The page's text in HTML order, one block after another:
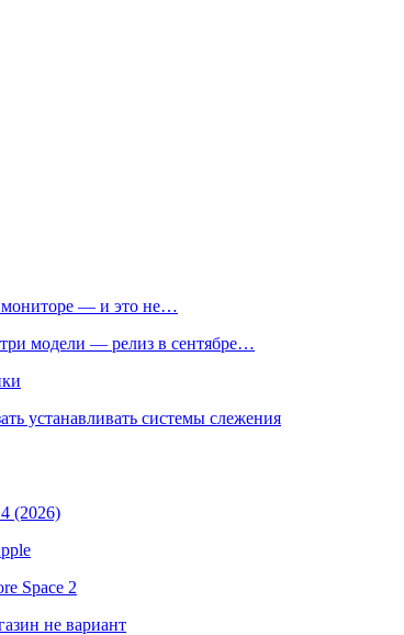
мониторе — и это не…
три модели — релиз в сентябре…
устанавливать системы слежения
(2026)
Space 2
не вариант